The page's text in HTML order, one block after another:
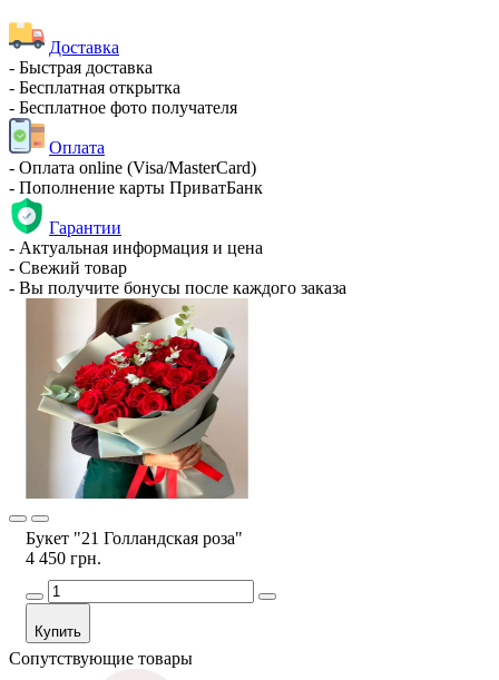
Доставка
- Быстрая доставка
- Бесплатная открытка
- Бесплатное фото получателя
Оплата
- Оплата online (Visa/MasterCard)
- Пополнение карты ПриватБанк
Гарантии
- Актуальная информация и цена
- Свежий товар
- Вы получите бонусы после каждого заказа
Букет "21 Голландская роза"
4 450 грн.
Купить
Сопутствующие товары